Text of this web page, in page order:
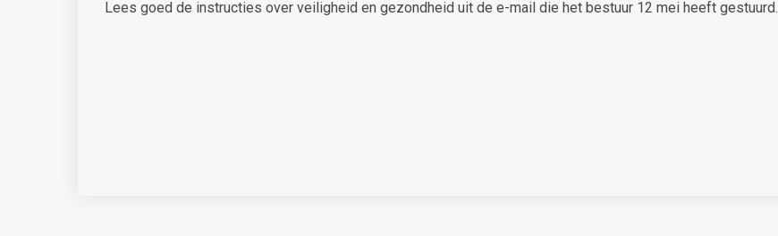
Lees goed de instructies over veiligheid en gezondheid uit de e-mail die het bestuur 12 mei heeft gestuurd.